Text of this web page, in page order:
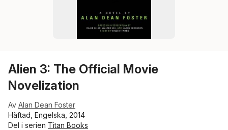
Alien 3: The Official Movie
Novelization
Av Alan Dean Foster
Häftad, Engelska, 2014
Del i serien Titan Books